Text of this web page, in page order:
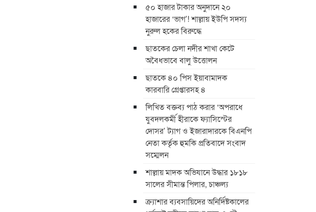
৫০ হাজার টাকার অনুদানে ২০
হাজারের ‘ভাগ’! শাল্লায় ইউপি সদস্য
নুরুল হকের বিরুদ্ধে
ছাতকের চেলা নদীর শাখা কেটে
অবৈধভাবে বালু উত্তোলন
ছাতকে ৪০ পিস ইয়াবামাদক
কারবারি গ্রেপ্তারসহ ৪
লিখিত বক্তব্য পাঠ করার ‘অপরাধে
যুবদলকর্মী হীরাকে ফ্যাসিস্টের
দোসর’ ট্যাগ ও ইজারাদারকে বিএনপি
নেতা কর্তৃক হুমকি প্রতিবাদে সংবাদ
সম্মেলন
শাল্লায় মাদক অভিযানে উদ্ধার ১৮১৮
সালের সীমান্ত পিলার, চাঞ্চল্য
ক্র্যাশার ব্যবসায়িদের অনির্দিষ্টকালের